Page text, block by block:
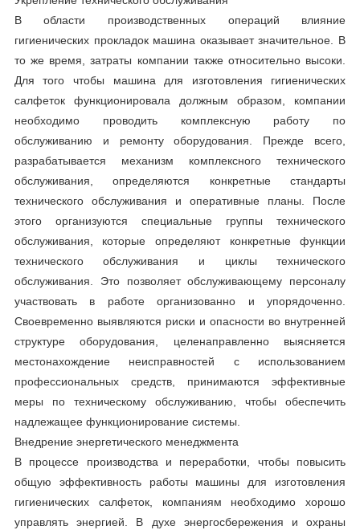
В области производственных операций влияние
гигиенических прокладок машина оказывает значительное. В
то же время, затраты компании также относительно высоки.
Для того чтобы машина для изготовления гигиенических
салфеток функционировала должным образом, компании
необходимо проводить комплексную работу по
обслуживанию и ремонту оборудования. Прежде всего,
разрабатывается механизм комплексного технического
обслуживания, определяются конкретные стандарты
технического обслуживания и оперативные планы. После
этого организуются специальные группы технического
обслуживания, которые определяют конкретные функции
технического обслуживания и циклы технического
обслуживания. Это позволяет обслуживающему персоналу
участвовать в работе организованно и упорядоченно.
Своевременно выявляются риски и опасности во внутренней
структуре оборудования, целенаправленно выясняется
местонахождение неисправностей с использованием
профессиональных средств, принимаются эффективные
меры по техническому обслуживанию, чтобы обеспечить
надлежащее функционирование системы.
Внедрение энергетического менеджмента
В процессе производства и переработки, чтобы повысить
общую эффективность работы машины для изготовления
гигиенических салфеток, компаниям необходимо хорошо
управлять энергией. В духе энергосбережения и охраны